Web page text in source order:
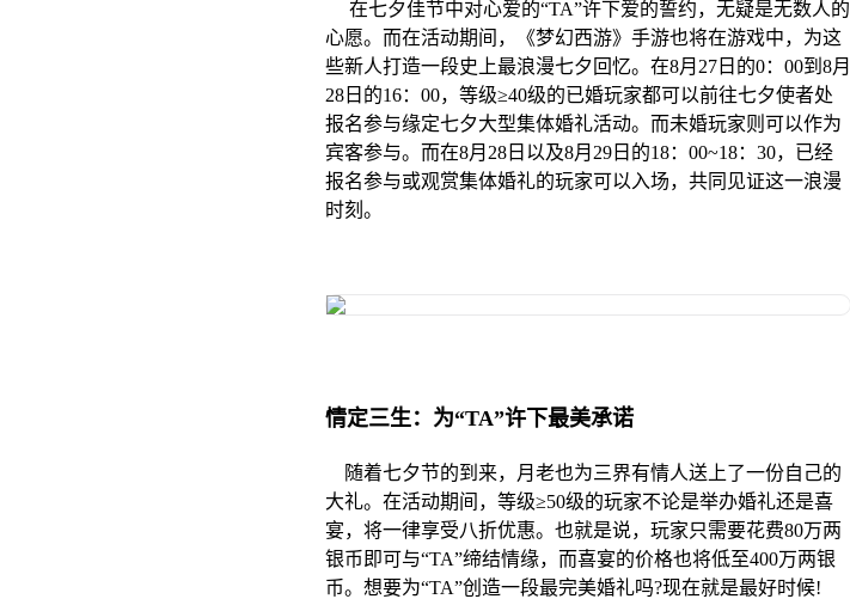
在七夕佳节中对心爱的“TA”许下爱的誓约，无疑是无数人的
心愿。而在活动期间，《梦幻西游》手游也将在游戏中，为这
些新人打造一段史上最浪漫七夕回忆。在8月27日的0：00到8月
28日的16：00，等级≥40级的已婚玩家都可以前往七夕使者处
报名参与缘定七夕大型集体婚礼活动。而未婚玩家则可以作为
宾客参与。而在8月28日以及8月29日的18：00~18：30，已经
报名参与或观赏集体婚礼的玩家可以入场，共同见证这一浪漫
时刻。
情定三生：为“TA”许下最美承诺
随着七夕节的到来，月老也为三界有情人送上了一份自己的
大礼。在活动期间，等级≥50级的玩家不论是举办婚礼还是喜
宴，将一律享受八折优惠。也就是说，玩家只需要花费80万两
银币即可与“TA”缔结情缘，而喜宴的价格也将低至400万两银
币。想要为“TA”创造一段最完美婚礼吗?现在就是最好时候!